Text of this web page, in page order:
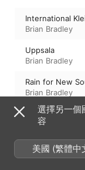
International
Brian Bradley
Uppsala
Brian Bradley
Rain for New
Brian Bradley
Warren,
Brian Bradley
Sunlight in Los
Brian Bradley
選擇另一個
容
美國 (繁體中